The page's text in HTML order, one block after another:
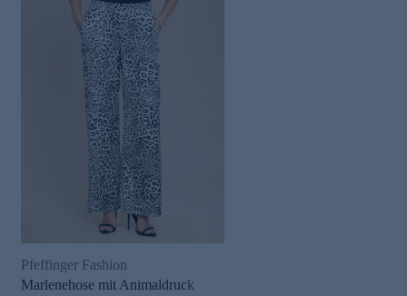
Pfeffinger Fashion
Marlenehose mit Animaldruck